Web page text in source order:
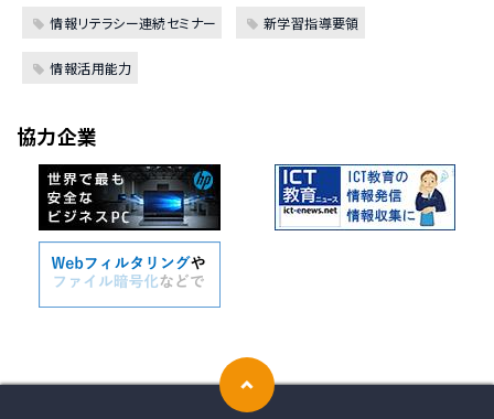
情報リテラシー連続セミナー 新学習指導要領
情報活用能力
協力企業